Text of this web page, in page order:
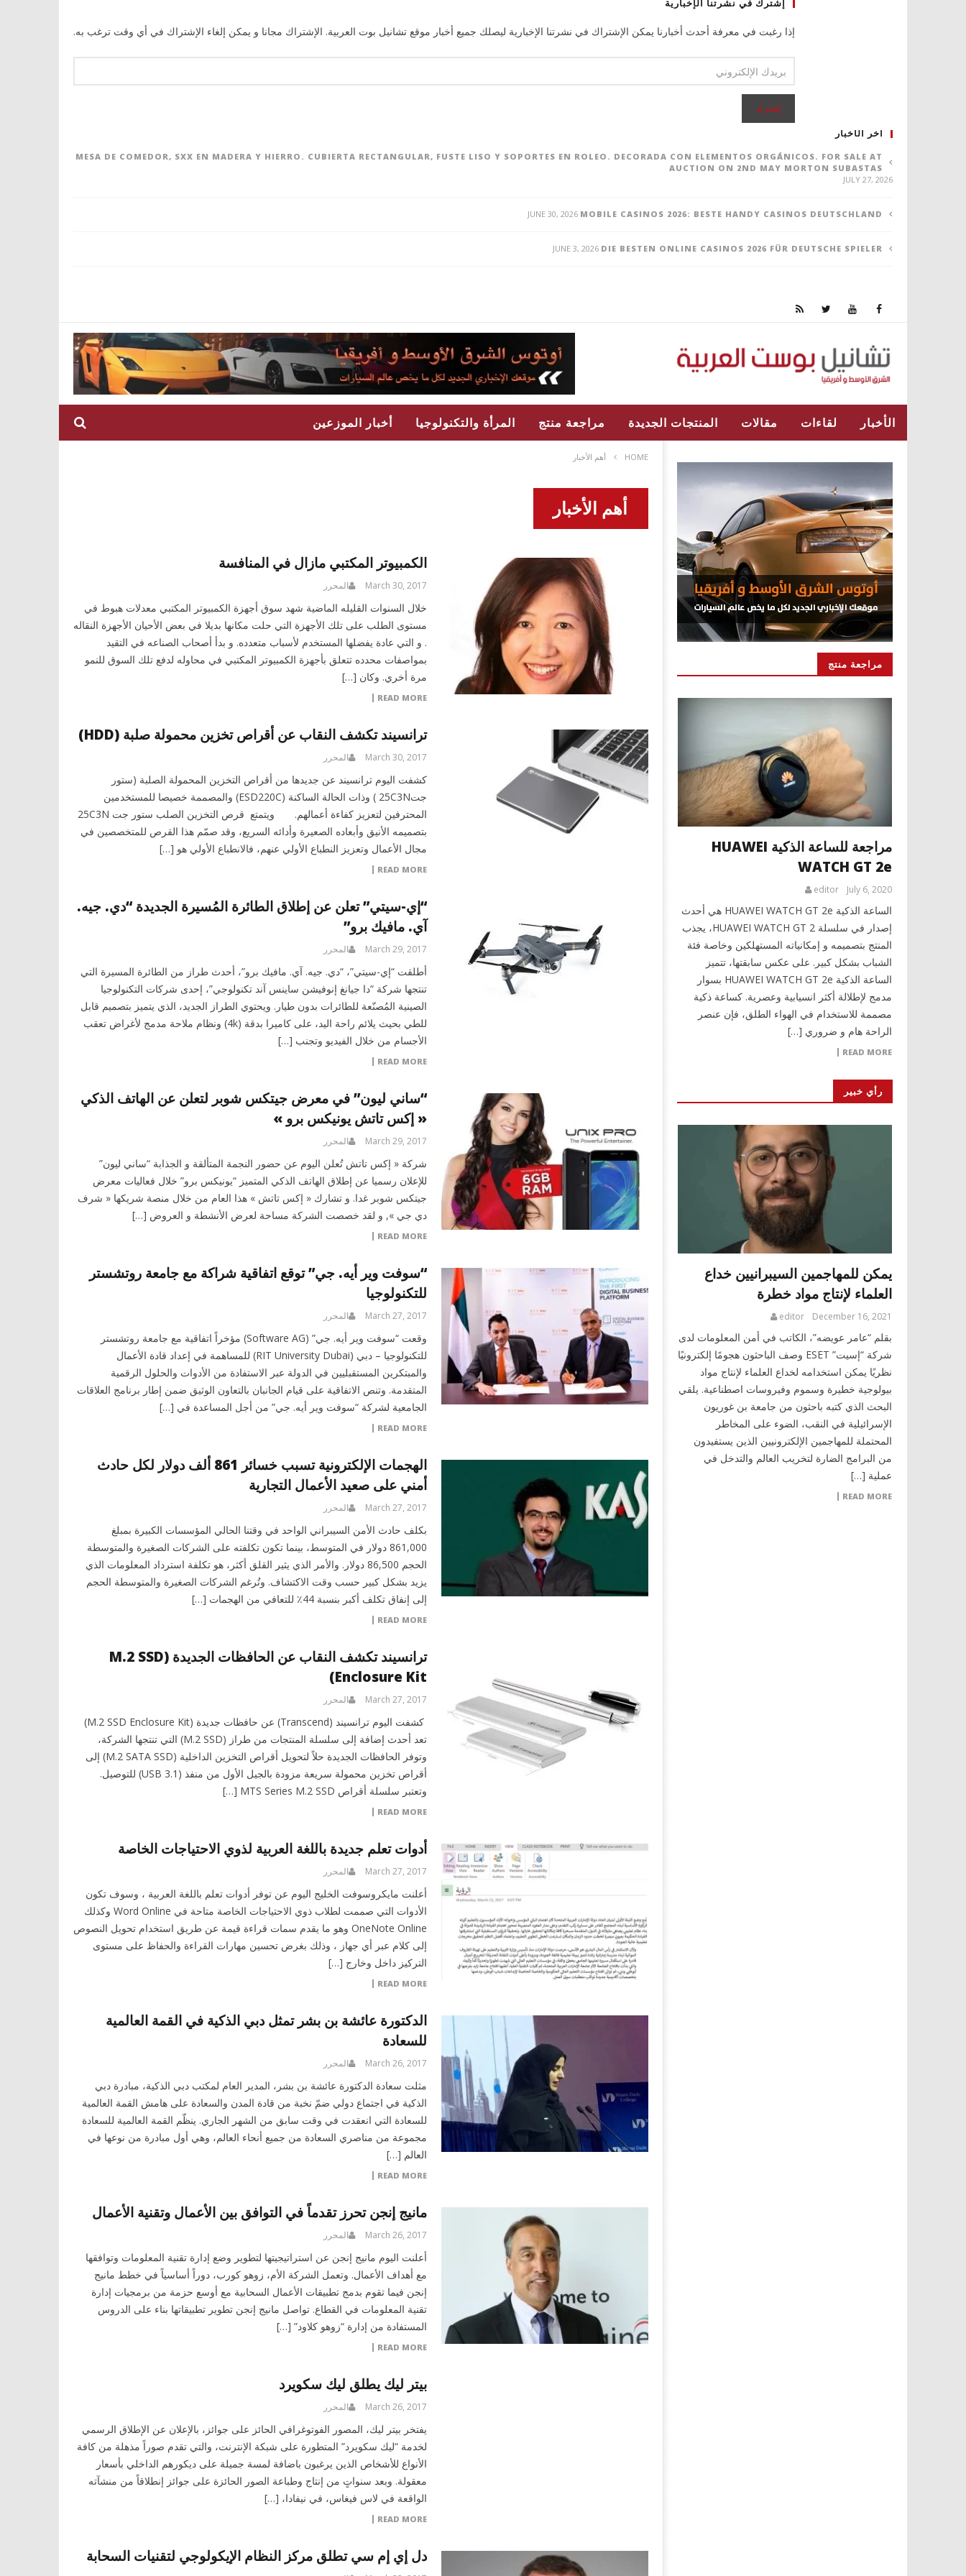
إشترك في نشرتنا الإخبارية
إذا رغبت في معرفة أحدث أخبارنا يمكن الإشتراك في نشرتنا الإخبارية ليصلك جميع أخبار موقع تشانيل بوت العربية. الإشتراك مجانا و يمكن إلغاء الإشتراك في أي وقت ترغب به.
اخر الأخبار
MESA DE COMEDOR, SXX EN MADERA Y HIERRO. CUBIERTA RECTANGULAR, FUSTE LISO Y SOPORTES EN ROLEO. DECORADA CON ELEMENTOS ORGÁNICOS. FOR SALE AT
AUCTION ON 2ND MAY MORTON SUBASTAS
JULY 27, 2026
MOBILE CASINOS 2026: BESTE HANDY CASINOS DEUTSCHLAND
JUNE 30, 2026
DIE BESTEN ONLINE CASINOS 2026 FÜR DEUTSCHE SPIELER
JUNE 3, 2026
الأخبار لقاءات مقالات المنتجات الجديدة مراجعة منتج المرأة والتكنولوجيا أخبار الموزعين
HOME أهم الأخبار
أهم الأخبار
الكمبيوتر المكتبي مازال في المنافسة
March 30, 2017 المحرر
خلال السنوات القليله الماضية شهد سوق أجهزة الكمبيوتر المكتبي معدلات هبوط في
مستوى الطلب على تلك الأجهزة التي حلت مكانها بديلا في بعض الأحيان الأجهزة النقاله
. و التي عادة يفضلها المستخدم لأسباب متعدده. و بدأ أصحاب الصناعه في التقيد
بمواصفات محدده تتعلق بأجهزة الكمبيوتر المكتبي في محاوله لدفع تلك السوق للنمو
مرة أخري. وكان […]
READ MORE
ترانسيند تكشف النقاب عن أقراص تخزين محمولة صلبة (HDD)
March 30, 2017 المحرر
كشفت اليوم ترانسيند عن جديدها من أقراص التخزين المحمولة الصلبة (ستور
جت25C3N ) وذات الحالة الساكنة (ESD220C) والمصممة خصيصا للمستخدمين
المحترفين لتعزيز كفاءة أعمالهم. ويتمتع قرص التخزين الصلب ستور جت 25C3N
بتصميمه الأنيق وأبعاده الصعيرة وأدائه السريع، وقد صمّم هذا القرص للمتخصصين في
مجال الأعمال وتعزيز النطباع الأولي عنهم، فالانطباع الأولي هو […]
READ MORE
“إي-سيتي” تعلن عن إطلاق الطائرة المُسيرة الجديدة “دي. جيه.
آي. مافيك برو”
March 29, 2017 المحرر
أطلقت “إي-سيتي”، “دي. جيه. آي. مافيك برو”، أحدث طراز من الطائرة المسيرة التي
تنتجها شركة “دا جيانغ إنوفيشن ساينس آند تكنولوجي”، إحدى شركات التكنولوجيا
الصينية المُصنّعة للطائرات بدون طيار. ويحتوي الطراز الجديد، الذي يتميز بتصميم قابل
للطي بحيث يلائم راحة اليد، على كاميرا بدقة (4k) ونظام ملاحة مدمج لأغراض تعقب
الأجسام من خلال الفيديو وتجنب […]
READ MORE
“ساني ليون” في معرض جيتكس شوبر لتعلن عن الهاتف الذكي
« إكس تاتش يونيكس برو »
March 29, 2017 المحرر
شركة « إكس تاتش تُعلن اليوم عن حضور النجمة المتألقة و الجذابة “ساني ليون”
للإعلان رسميا عن إطلاق الهاتف الذكي المتميز “يونيكس برو” خلال فعاليات معرض
جيتكس شوبر غدا. و تشارك « إكس تاتش » هذا العام من خلال منصة شريكها « شرف
دي جي », و لقد خصصت الشركة مساحة لعرض الأنشطة و العروض […]
READ MORE
“سوفت وير أيه. جي” توقع اتفاقية شراكة مع جامعة روتشستر
للتكنولوجيا
March 27, 2017 المحرر
وقعت “سوفت وير أيه. جي” (Software AG) مؤخراً اتفاقية مع جامعة روتشستر
للتكنولوجيا – دبي (RIT University Dubai) للمساهمة في إعداد قادة الأعمال
والمبتكرين المستقبليين في الدولة عبر الاستفادة من الأدوات والحلول الرقمية
المتقدمة. وتنص الاتفاقية على قيام الجانبان بالتعاون الوثيق ضمن إطار برنامج العلاقات
الجامعية لشركة “سوفت وير أيه. جي” من أجل المساعدة في […]
READ MORE
الهجمات الإلكترونية تسبب خسائر 861 ألف دولار لكل حادث
أمني على صعيد الأعمال التجارية
March 27, 2017 المحرر
بكلف حادث الأمن السيبراني الواحد في وقتنا الحالي المؤسسات الكبيرة بمبلغ
861,000 دولار في المتوسط، بينما تكون تكلفته على الشركات الصغيرة والمتوسطة
الحجم 86,500 دولار. والأمر الذي يثير القلق أكثر، هو تكلفة استرداد المعلومات الذي
يزيد بشكل كبير حسب وقت الاكتشاف. وتُرغم الشركات الصغيرة والمتوسطة الحجم
إلى إنفاق تكلف أكبر بنسبة 44٪ للتعافي من الهجمات […]
READ MORE
ترانسيند تكشف النقاب عن الحافظات الجديدة (M.2 SSD
Enclosure Kit)
March 27, 2017 المحرر
كشفت اليوم ترانسيند (Transcend) عن حافظات جديدة (M.2 SSD Enclosure Kit)
تعد أحدث إضافة إلى سلسلة المنتجات من طراز (M.2 SSD) التي تنتجها الشركة،
وتوفر الحافظات الجديدة حلاً لتحويل أقراص التخزين الداخلية (M.2 SATA SSD) إلى
أقراص تخزين محمولة سريعة مزودة بالجيل الأول من منفذ (USB 3.1) للتوصيل.
وتعتبر سلسلة أقراص MTS Series M.2 SSD […]
READ MORE
أدوات تعلم جديدة باللغة العربية لذوي الاحتياجات الخاصة
March 27, 2017 المحرر
أعلنت مايكروسوفت الخليج اليوم عن توفر أدوات تعلم باللغة العربية ، وسوف تكون
الأدوات التي صممت لطلاب ذوي الاحتياجات الخاصة متاحة في Word Online وكذلك
OneNote Online وهو ما يقدم سمات قراءة قيمة عن طريق استخدام تحويل النصوص
إلى كلام عبر أي جهاز ، وذلك بغرض تحسين مهارات القراءة والحفاظ على مستوى
التركيز داخل وخارج […]
READ MORE
الدكتورة عائشة بن بشر تمثل دبي الذكية في القمة العالمية
للسعادة
March 26, 2017 المحرر
مثلت سعادة الدكتورة عائشة بن بشر، المدير العام لمكتب دبي الذكية، مبادرة دبي
الذكية في اجتماع دولي ضمّ نخبة من قادة المدن والسعادة على هامش القمة العالمية
للسعادة التي انعقدت في وقت سابق من الشهر الجاري. ينظّم القمة العالمية للسعادة
مجموعة من مناصري السعادة من جميع أنحاء العالم، وهي أول مبادرة من نوعها في
العالم […]
READ MORE
مانيج إنجن تحرز تقدماً في التوافق بين الأعمال وتقنية الأعمال
March 26, 2017 المحرر
أعلنت اليوم مانيج إنجن عن استراتيجيتها لتطوير وضع إدارة تقنية المعلومات وتوافقها
مع أهداف الأعمال. وتعمل الشركة الأم، زوهو كورب، دوراً أساسياً في خطط مانيج
إنجن فيما تقوم بدمج تطبيقات الأعمال السحابية مع أوسع حزمة من برمجيات إدارة
تقنية المعلومات في القطاع. تواصل مانيج إنجن تطوير تطبيقاتها بناء على الدروس
المستفادة من إدارة “زوهو كلاود” […]
READ MORE
بيتر ليك يطلق ليك سكويرد
March 26, 2017 المحرر
يفتخر بيتر ليك، المصور الفوتوغرافي الحائز على جوائز، بالإعلان عن الإطلاق الرسمي
لخدمة “ليك سكويرد” المتطورة على شبكة الإنترنت، والتي تقدم صوراً مذهلة من كافة
الأنواع للأشخاص الذين يرغبون باضافة لمسة جميلة على ديكورهم الداخلي بأسعار
معقولة. وبعد سنواتٍ من إنتاج وطباعة الصور الحائزة على جوائز إنطلاقاً من منشآته
الواقعة في لاس فيغاس، في نيفادا، […]
READ MORE
دل إي إم سي تطلق مركز النظام الإيكولوجي لتقنيات السحابة
مراجعة منتج
مراجعة للساعة الذكية HUAWEI
WATCH GT 2e
July 6, 2020
editor
الساعة الذكية HUAWEI WATCH GT 2e هي أحدث
إصدار في سلسلة HUAWEI WATCH GT 2، يجذب
المنتج بتصميمه و إمكانياته المستهلكين وخاصة فئة
الشباب بشكل كبير. على عكس سابقتها، تتميز
الساعة الذكية HUAWEI WATCH GT 2e بسوار
مدمج لإطلالة أكثر انسيابية وعصرية. كساعة ذكية
مصممة للاستخدام في الهواء الطلق، فإن عنصر
الراحة هام و ضروري […]
READ MORE
رأي خبير
يمكن للمهاجمين السيبرانيين خداع
العلماء لإنتاج مواد خطرة
December 16, 2021
editor
بقلم “عامر عويضه”، الكاتب في أمن المعلومات لدى
شركة “إسيت” ESET وصف الباحثون هجومًا إلكترونيًا
نظريًا يمكن استخدامه لخداع العلماء لإنتاج مواد
بيولوجية خطيرة وسموم وفيروسات اصطناعية. يلقي
البحث الذي كتبه باحثون من جامعة بن غوريون
الإسرائيلية في النقب، الضوء على المخاطر
المحتملة للمهاجمين الإلكترونيين الذين يستفيدون
من البرامج الضارة لتخريب العالم والتدخل في
عملية […]
READ MORE